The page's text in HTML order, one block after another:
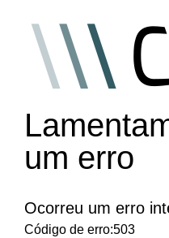
um erro
Ocorreu um erro
Código de erro:503